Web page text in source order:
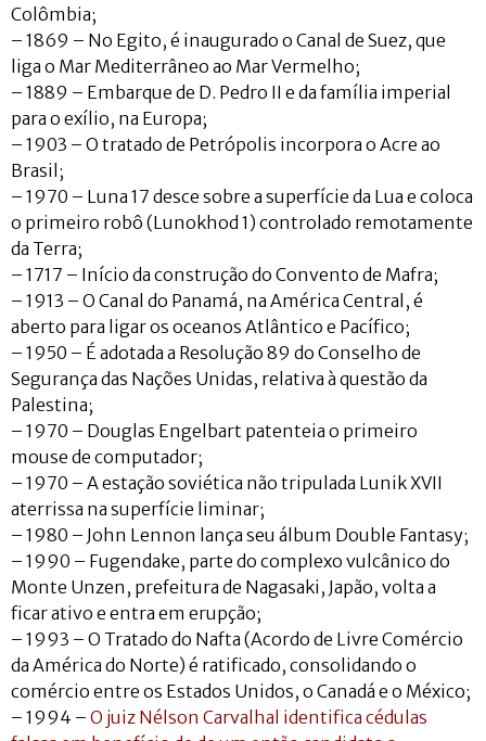
Colômbia;
– 1869 – No Egito, é inaugurado o Canal de Suez, que
liga o Mar Mediterrâneo ao Mar Vermelho;
– 1889 – Embarque de D. Pedro II e da família imperial
para o exílio, na Europa;
– 1903 – O tratado de Petrópolis incorpora o Acre ao
Brasil;
– 1970 – Luna 17 desce sobre a superfície da Lua e coloca
o primeiro robô (Lunokhod 1) controlado remotamente
da Terra;
– 1717 – Início da construção do Convento de Mafra;
– 1913 – O Canal do Panamá, na América Central, é
aberto para ligar os oceanos Atlântico e Pacífico;
– 1950 – É adotada a Resolução 89 do Conselho de
Segurança das Nações Unidas, relativa à questão da
Palestina;
– 1970 – Douglas Engelbart patenteia o primeiro
mouse de computador;
– 1970 – A estação soviética não tripulada Lunik XVII
aterrissa na superfície liminar;
– 1980 – John Lennon lança seu álbum Double Fantasy;
– 1990 – Fugendake, parte do complexo vulcânico do
Monte Unzen, prefeitura de Nagasaki, Japão, volta a
ficar ativo e entra em erupção;
– 1993 – O Tratado do Nafta (Acordo de Livre Comércio
da América do Norte) é ratificado, consolidando o
comércio entre os Estados Unidos, o Canadá e o México;
– 1994 – O juiz Nélson Carvalhal identifica cédulas